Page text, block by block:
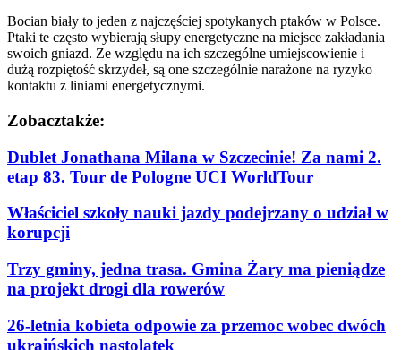
Bocian biały to jeden z najczęściej spotykanych ptaków w Polsce.
Ptaki te często wybierają słupy energetyczne na miejsce zakładania
swoich gniazd. Ze względu na ich szczególne umiejscowienie i
dużą rozpiętość skrzydeł, są one szczególnie narażone na ryzyko
kontaktu z liniami energetycznymi.
Zobacztakże:
Dublet Jonathana Milana w Szczecinie! Za nami 2.
etap 83. Tour de Pologne UCI WorldTour
Właściciel szkoły nauki jazdy podejrzany o udział w
korupcji
Trzy gminy, jedna trasa. Gmina Żary ma pieniądze
na projekt drogi dla rowerów
26-letnia kobieta odpowie za przemoc wobec dwóch
ukraińskich nastolatek